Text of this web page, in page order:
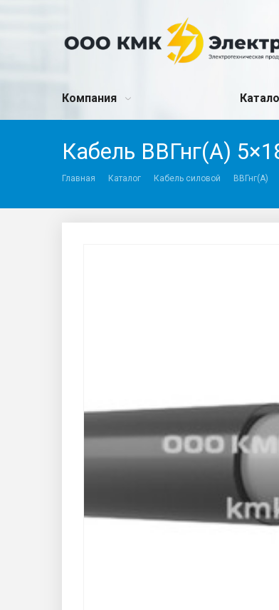
Компания
Кабель ВВГнг(A)
Главная Каталог Кабель силовой ВВГнг(A)